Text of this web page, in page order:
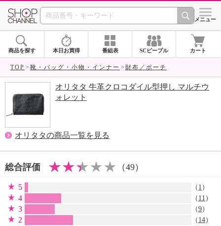
SHOP CHANNEL シメニュー
商品を探す 本日お買得 番組表 SCピープル カート
TOP 靴・バッグ・小物・インナー 財布／ポーチ
オリタタ 牛革クロコダイル型押し マルチウ
ォレット
オリタタの商品一覧を見る
総合評価 （49）
5 （ 1 ）
4 （ 11 ）
3 （9）
2 （ 14）